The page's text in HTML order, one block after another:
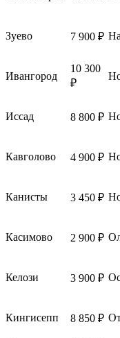
Зуево 7 900 ₽
Ивангород
10 300
₽
Иссад 8 800 ₽
Кавголово 4 900 ₽
Канисты 3 450 ₽
Касимово 2 900 ₽
Келози 3 900 ₽
Кингисепп 8 850 ₽